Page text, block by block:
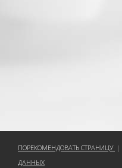
ПОРЕКОМЕНДОВАТЬ СТРАНИЦУ |
ДАННЫХ